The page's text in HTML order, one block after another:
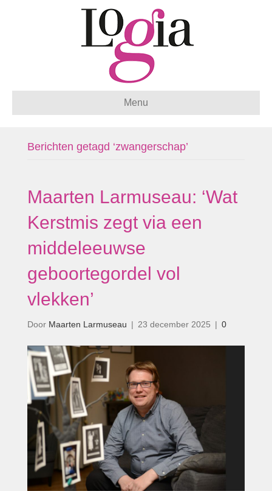
Menu
Berichten getagd ‘zwangerschap’
Maarten Larmuseau: ‘Wat
Kerstmis zegt via een
middeleeuwse
geboortegordel vol
vlekken’
Door Maarten Larmuseau | 23 december 2025 | 0